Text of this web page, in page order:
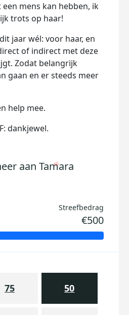
mens kan hebben, ik
trots op haar!
jaar wél: voor haar, en
of indirect met deze
Zodat belangrijk
gaan en er steeds meer
help mee.
dankjewel.
aan Tamara
Streefbedrag
€500
75 50